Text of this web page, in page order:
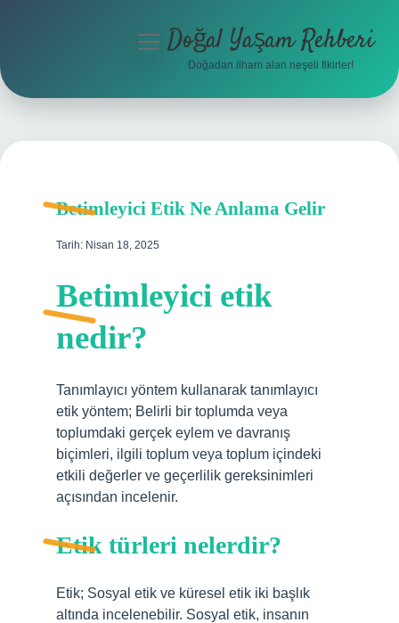
Hakkımızda
menüyüDoğal Yaşam Rehberi
Doğadan ilham alan neşeli fikirler!
Betimleyici Etik Ne Anlama Gelir
Tarih: Nisan 18, 2025
Betimleyici etik
nedir?
Tanımlayıcı yöntem kullanarak tanımlayıcı
etik yöntem; Belirli bir toplumda veya
toplumdaki gerçek eylem ve davranış
biçimleri, ilgili toplum veya toplum içindeki
etkili değerler ve geçerlilik gereksinimleri
açısından incelenir.
Etik türleri nelerdir?
Etik; Sosyal etik ve küresel etik iki başlık
altında incelenebilir. Sosyal etik, insanın